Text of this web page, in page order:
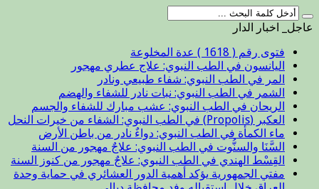
عاجل_ اخبار الدار
فتوى رقم ( 1618 ) عدة المخلوعة
اليانسون في الطب النبوي: علاج عطري مهجور
المر في الطب النبوي: شفاء طبيعي ونادر
الشمر في الطب النبوي: نبات نادر للشفاء والهضم
الريحان في الطب النبوي: عشب مبارك للشفاء والجسم
العكبر (Propolis) في الطب النبوي: الشفاء من خيرات النحل
ماء الكمأة في الطب النبوي: دواءٌ نادر من باطن الأرض
السَّنَا والسنُّوت في الطب النبوي: علاجٌ مهجور من السنة
القِسْط الهندي في الطب النبوي: علاجٌ مهجور من كنوز السنة
مفتي الجمهورية يؤكد أهمية الدور العشائري في حماية وحدة